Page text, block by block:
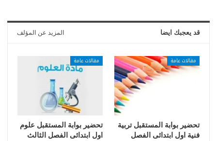
قد يعجبك ايضا المزيد عن المؤلف
مقالات عامة
تحضير بوابة المستقبل تربية
فنية اول ابتدائى الفصل
مقالات عامة
تحضير بوابة المستقبل علوم
اول ابتدائى الفصل الثالث